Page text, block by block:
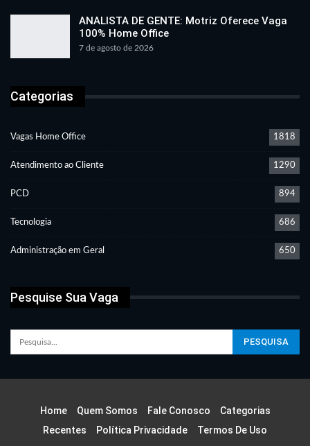
ANALISTA DE GENTE: Motriz Oferece Vaga
100% Home Office
7 de agosto de 2026
Categorias
Vagas Home Office 1818
Atendimento ao Cliente 1290
PCD 894
Tecnologia 686
Administração em Geral 650
Pesquise Sua Vaga
Home Quem Somos Fale Conosco
Categorias
Recentes
Política Privacidade Termos De Uso